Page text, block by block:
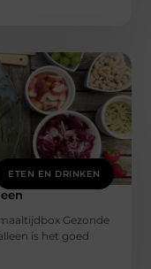
ETEN EN DRINKEN
Gezonde
is het goed